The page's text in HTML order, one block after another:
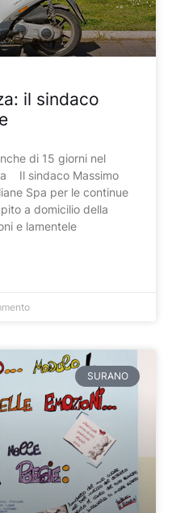
il sindaco
di 15 giorni nel
Il sindaco Massimo
Spa per le continue
a domicilio della
e lamentele
SURANO